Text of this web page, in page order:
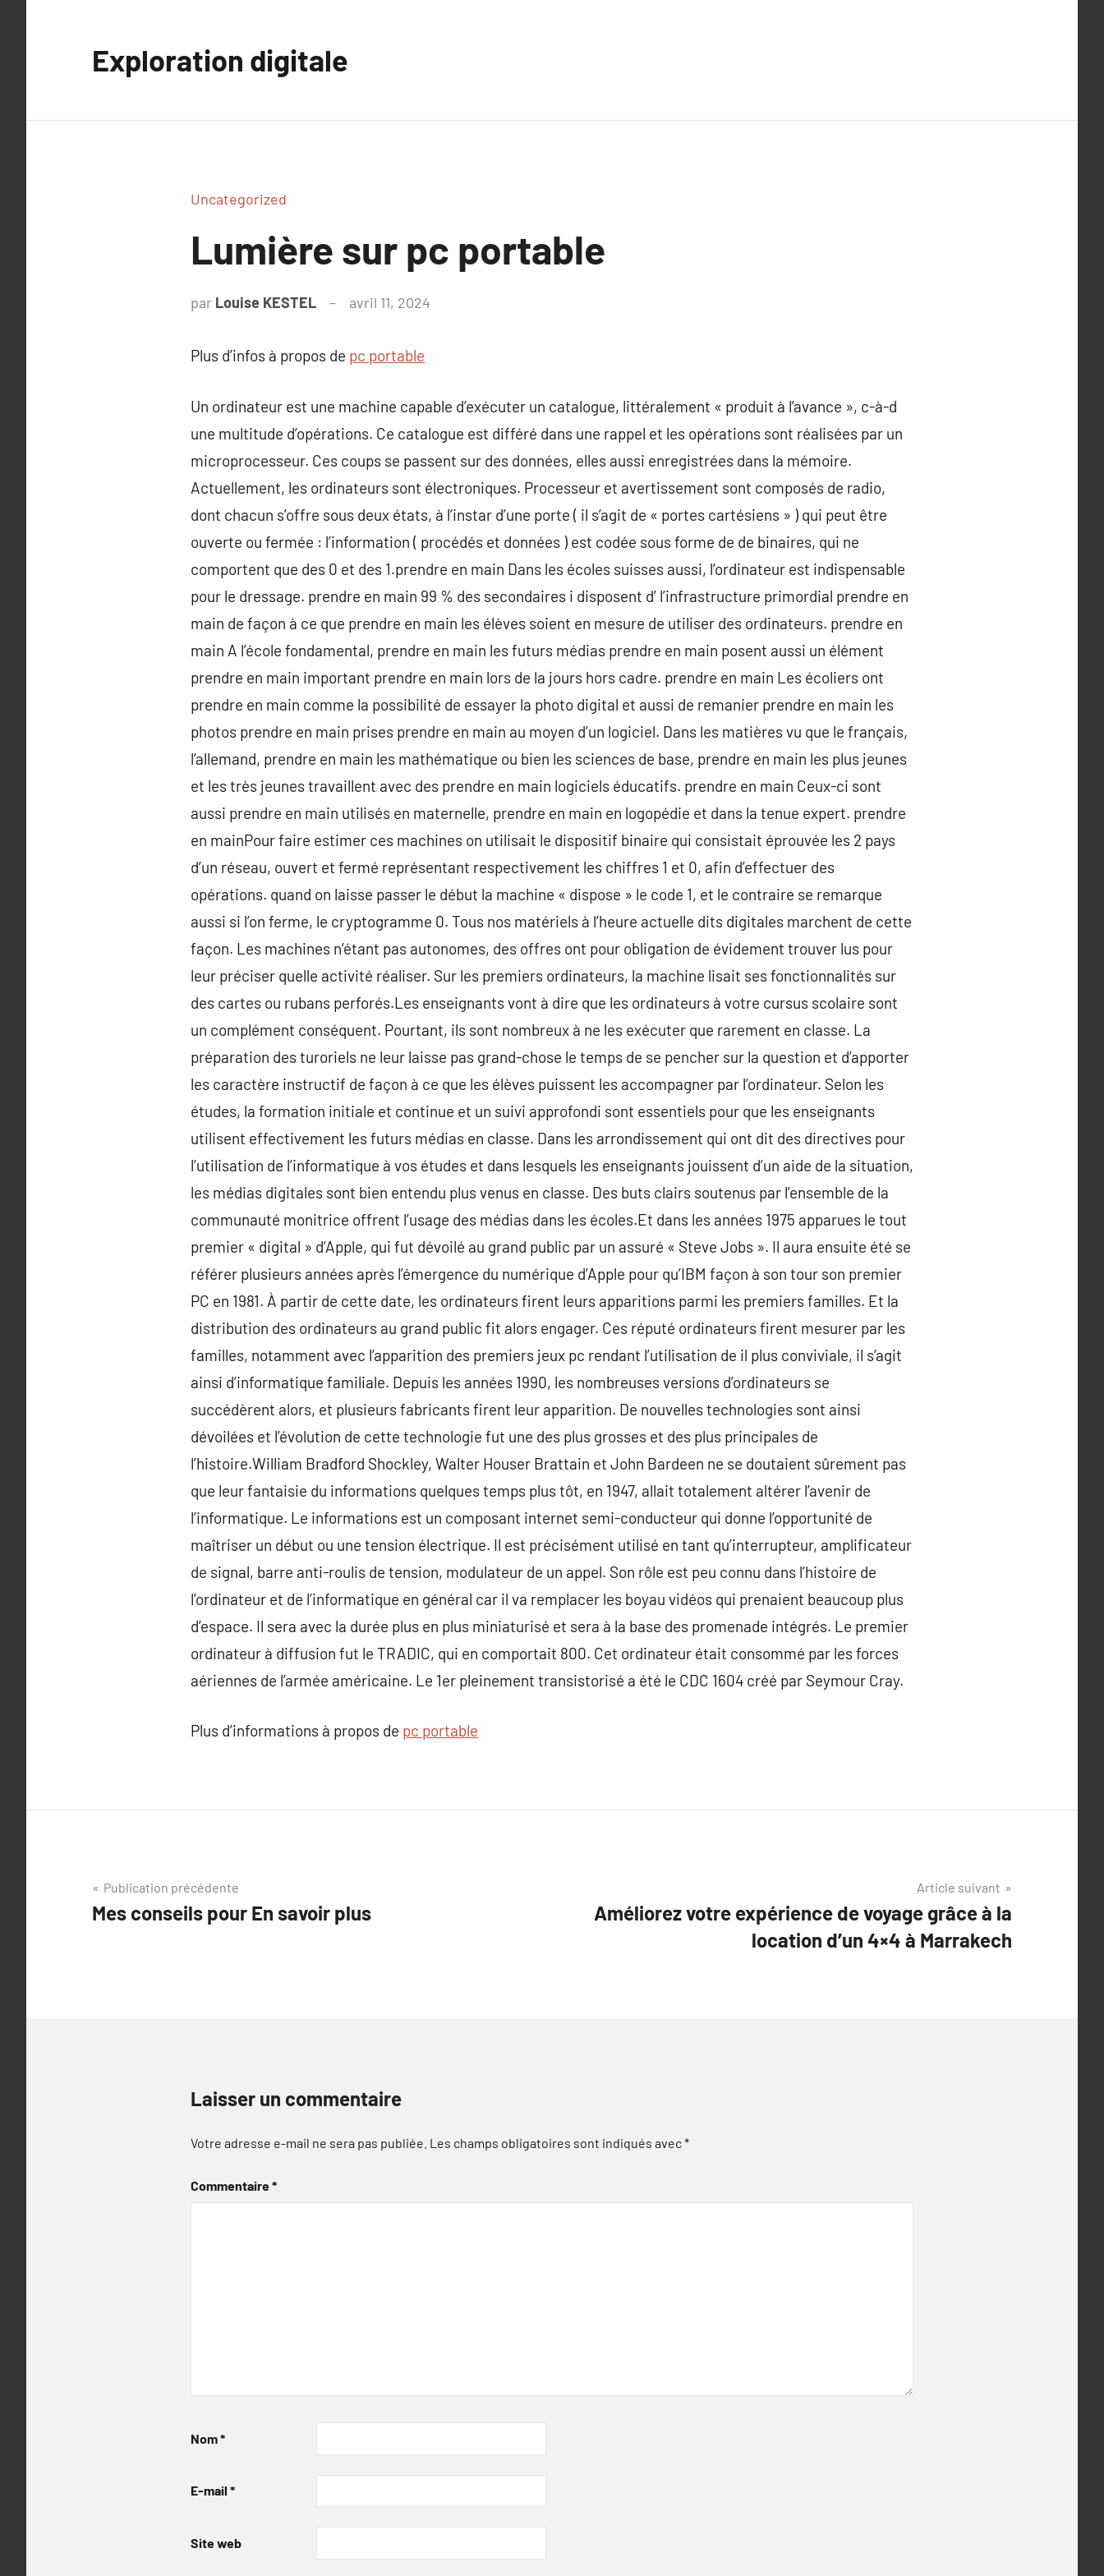
Exploration digitale
Uncategorized
Lumière sur pc portable
par Louise KESTEL avril 11, 2024
Plus d’infos à propos de pc portable
Un ordinateur est une machine capable d’exécuter un catalogue, littéralement « produit à l’avance », c-à-d
une multitude d’opérations. Ce catalogue est différé dans une rappel et les opérations sont réalisées par un
microprocesseur. Ces coups se passent sur des données, elles aussi enregistrées dans la mémoire.
Actuellement, les ordinateurs sont électroniques. Processeur et avertissement sont composés de radio,
dont chacun s’offre sous deux états, à l’instar d’une porte ( il s’agit de « portes cartésiens » ) qui peut être
ouverte ou fermée : l’information ( procédés et données ) est codée sous forme de de binaires, qui ne
comportent que des 0 et des 1.prendre en main Dans les écoles suisses aussi, l’ordinateur est indispensable
pour le dressage. prendre en main 99 % des secondaires i disposent d’ l’infrastructure primordial prendre en
main de façon à ce que prendre en main les élèves soient en mesure de utiliser des ordinateurs. prendre en
main A l’école fondamental, prendre en main les futurs médias prendre en main posent aussi un élément
prendre en main important prendre en main lors de la jours hors cadre. prendre en main Les écoliers ont
prendre en main comme la possibilité de essayer la photo digital et aussi de remanier prendre en main les
photos prendre en main prises prendre en main au moyen d’un logiciel. Dans les matières vu que le français,
l’allemand, prendre en main les mathématique ou bien les sciences de base, prendre en main les plus jeunes
et les très jeunes travaillent avec des prendre en main logiciels éducatifs. prendre en main Ceux-ci sont
aussi prendre en main utilisés en maternelle, prendre en main en logopédie et dans la tenue expert. prendre
en mainPour faire estimer ces machines on utilisait le dispositif binaire qui consistait éprouvée les 2 pays
d’un réseau, ouvert et fermé représentant respectivement les chiffres 1 et 0, afin d’effectuer des
opérations. quand on laisse passer le début la machine « dispose » le code 1, et le contraire se remarque
aussi si l’on ferme, le cryptogramme 0. Tous nos matériels à l’heure actuelle dits digitales marchent de cette
façon. Les machines n’étant pas autonomes, des offres ont pour obligation de évidement trouver lus pour
leur préciser quelle activité réaliser. Sur les premiers ordinateurs, la machine lisait ses fonctionnalités sur
des cartes ou rubans perforés.Les enseignants vont à dire que les ordinateurs à votre cursus scolaire sont
un complément conséquent. Pourtant, ils sont nombreux à ne les exécuter que rarement en classe. La
préparation des turoriels ne leur laisse pas grand-chose le temps de se pencher sur la question et d’apporter
les caractère instructif de façon à ce que les élèves puissent les accompagner par l’ordinateur. Selon les
études, la formation initiale et continue et un suivi approfondi sont essentiels pour que les enseignants
utilisent effectivement les futurs médias en classe. Dans les arrondissement qui ont dit des directives pour
l’utilisation de l’informatique à vos études et dans lesquels les enseignants jouissent d’un aide de la situation,
les médias digitales sont bien entendu plus venus en classe. Des buts clairs soutenus par l’ensemble de la
communauté monitrice offrent l’usage des médias dans les écoles.Et dans les années 1975 apparues le tout
premier « digital » d’Apple, qui fut dévoilé au grand public par un assuré « Steve Jobs ». Il aura ensuite été se
référer plusieurs années après l’émergence du numérique d’Apple pour qu’IBM façon à son tour son premier
PC en 1981. À partir de cette date, les ordinateurs firent leurs apparitions parmi les premiers familles. Et la
distribution des ordinateurs au grand public fit alors engager. Ces réputé ordinateurs firent mesurer par les
familles, notamment avec l’apparition des premiers jeux pc rendant l’utilisation de il plus conviviale, il s’agit
ainsi d’informatique familiale. Depuis les années 1990, les nombreuses versions d’ordinateurs se
succédèrent alors, et plusieurs fabricants firent leur apparition. De nouvelles technologies sont ainsi
dévoilées et l’évolution de cette technologie fut une des plus grosses et des plus principales de
l’histoire.William Bradford Shockley, Walter Houser Brattain et John Bardeen ne se doutaient sûrement pas
que leur fantaisie du informations quelques temps plus tôt, en 1947, allait totalement altérer l’avenir de
l’informatique. Le informations est un composant internet semi-conducteur qui donne l’opportunité de
maîtriser un début ou une tension électrique. Il est précisément utilisé en tant qu’interrupteur, amplificateur
de signal, barre anti-roulis de tension, modulateur de un appel. Son rôle est peu connu dans l’histoire de
l’ordinateur et de l’informatique en général car il va remplacer les boyau vidéos qui prenaient beaucoup plus
d’espace. Il sera avec la durée plus en plus miniaturisé et sera à la base des promenade intégrés. Le premier
ordinateur à diffusion fut le TRADIC, qui en comportait 800. Cet ordinateur était consommé par les forces
aériennes de l’armée américaine. Le 1er pleinement transistorisé a été le CDC 1604 créé par Seymour Cray.
Plus d’informations à propos de pc portable
Navigation
de
Publication précédente
Mes conseils pour En savoir plus
Article suivant
Améliorez votre expérience de voyage grâce à la
location d’un 4×4 à Marrakech
Laisser un commentaire
Votre adresse e-mail ne sera pas publiée. Les champs obligatoires sont indiqués avec*
Commentaire*
Nom*
E-mail *
Site web